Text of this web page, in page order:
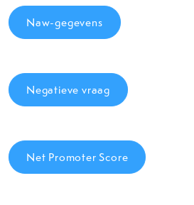
Naw-gegevens
Negatieve vraag
Net Promoter Score